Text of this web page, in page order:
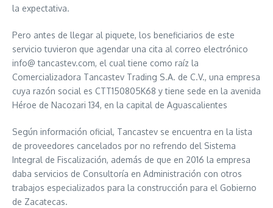
la expectativa.
Pero antes de llegar al piquete, los beneficiarios de este
servicio tuvieron que agendar una cita al correo electrónico
info@ tancastev.com, el cual tiene como raíz la
Comercializadora Tancastev Trading S.A. de C.V., una empresa
cuya razón social es CTT150805K68 y tiene sede en la avenida
Héroe de Nacozari 134, en la capital de Aguascalientes
Según información oficial, Tancastev se encuentra en la lista
de proveedores cancelados por no refrendo del Sistema
Integral de Fiscalización, además de que en 2016 la empresa
daba servicios de Consultoría en Administración con otros
trabajos especializados para la construcción para el Gobierno
de Zacatecas.